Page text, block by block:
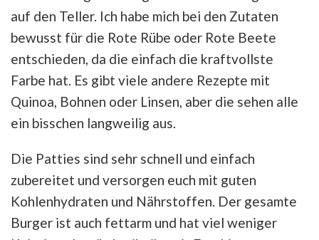
auf den Teller. Ich habe mich bei den Zutaten
bewusst für die Rote Rübe oder Rote Beete
entschieden, da die einfach die kraftvollste
Farbe hat. Es gibt viele andere Rezepte mit
Quinoa, Bohnen oder Linsen, aber die sehen alle
ein bisschen langweilig aus.
Die Patties sind sehr schnell und einfach
zubereitet und versorgen euch mit guten
Kohlenhydraten und Nährstoffen. Der gesamte
Burger ist auch fettarm und hat viel weniger